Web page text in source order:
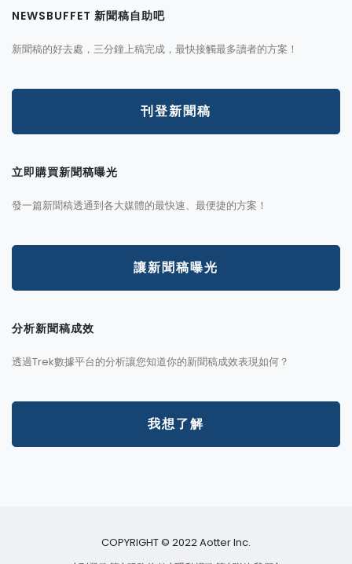
NEWSBUFFET 新聞稿自助吧
新聞稿的好去處，三分鐘上稿完成，最快接觸最多讀者的方案！
刊登新聞稿
立即購買新聞稿曝光
發一篇新聞稿透通到各大媒體的最快速、最便捷的方案！
讓新聞稿曝光
分析新聞稿成效
透過Trek數據平台的分析讓您知道你的新聞稿成效表現如何？
我想了解
COPYRIGHT © 2022 Aotter Inc.